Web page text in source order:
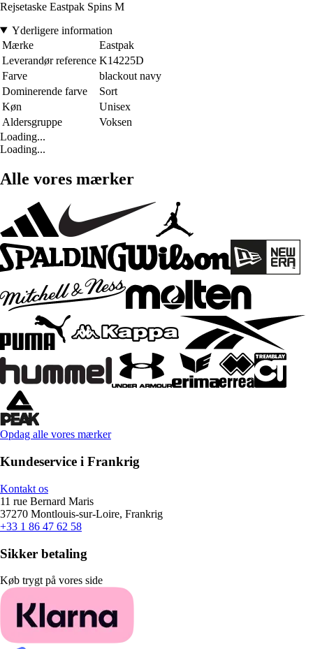
Rejsetaske Eastpak Spins M
Yderligere information
Mærke
Eastpak
Leverandør reference K14225D
Farve
blackout navy
Dominerende farve
Sort
Køn
Unisex
Aldersgruppe
Voksen
Loading...
Loading...
Alle vores mærker
Opdag alle vores mærker
Kundeservice i Frankrig
Kontakt os
11 rue Bernard Maris
37270 Montlouis-sur-Loire, Frankrig
+33 1 86 47 62 58
Sikker betaling
Køb trygt på vores side